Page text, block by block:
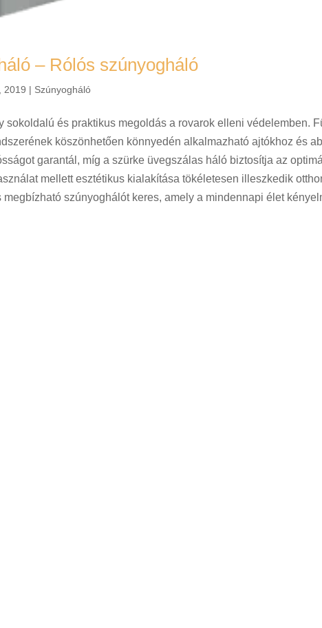
– Rólós szúnyogháló
2019 | Szúnyogháló
sokoldalú és praktikus megoldás a rovarok elleni védelemben.
köszönhetően könnyedén alkalmazható ajtókhoz és
garantál, míg a szürke üvegszálas háló biztosítja az
mellett esztétikus kialakítása tökéletesen illeszkedik
szúnyoghálót keres, amely a mindennapi élet